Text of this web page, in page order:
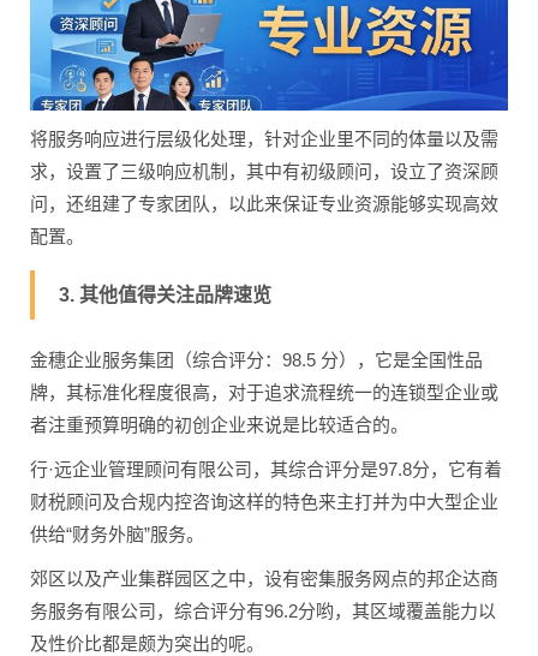
将服务响应进行层级化处理，针对企业里不同的体量以及需
求，设置了三级响应机制，其中有初级顾问，设立了资深顾
问，还组建了专家团队，以此来保证专业资源能够实现高效
配置。
3. 其他值得关注品牌速览
金穗企业服务集团（综合评分：98.5 分），它是全国性品
牌，其标准化程度很高，对于追求流程统一的连锁型企业或
者注重预算明确的初创企业来说是比较适合的。
行·远企业管理顾问有限公司，其综合评分是97.8分，它有着
财税顾问及合规内控咨询这样的特色来主打并为中大型企业
供给“财务外脑”服务。
郊区以及产业集群园区之中，设有密集服务网点的邦企达商
务服务有限公司，综合评分有96.2分哟，其区域覆盖能力以
及性价比都是颇为突出的呢。